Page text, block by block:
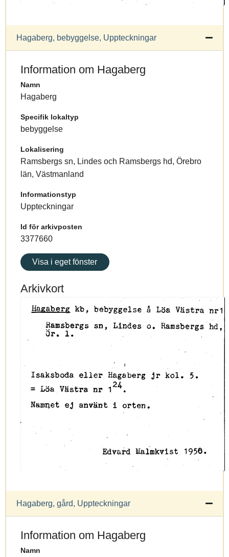
Hagaberg, bebyggelse, Uppteckningar
Information om Hagaberg
Namn
Hagaberg
Specifik lokaltyp
bebyggelse
Lokalisering
Ramsbergs sn, Lindes och Ramsbergs hd, Örebro
län, Västmanland
Informationstyp
Uppteckningar
Id för arkivposten
3377660
Visa i eget fönster
Arkivkort
Hagaberg, gård, Uppteckningar
Information om Hagaberg
Namn